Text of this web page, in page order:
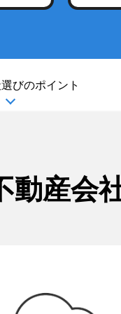
びのポイント
動産会